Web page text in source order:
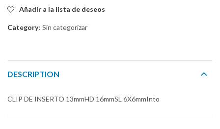
Añadir a la lista de deseos
Category: Sin categorizar
DESCRIPTION
CLIP DE INSERTO 13mmHD 16mmSL 6X6mmInto